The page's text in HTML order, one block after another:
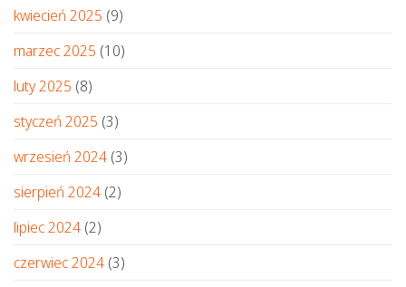
kwiecień 2025 (9)
marzec 2025 (10)
luty 2025 (8)
styczeń 2025 (3)
wrzesień 2024 (3)
sierpień 2024 (2)
lipiec 2024 (2)
czerwiec 2024 (3)